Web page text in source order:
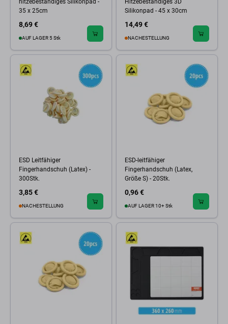
hitzebeständiges Silikonpad -
35 x 25cm
8,69 €
AUF LAGER 5 Stk
Hitzebeständiges 3D
Silikonpad - 45 x 30cm
14,49 €
NACHESTELLUNG
ESD Leitfähiger
Fingerhandschuh (Latex) -
300Stk.
3,85 €
NACHESTELLUNG
ESD-leitfähiger
Fingerhandschuh (Latex,
Größe S) - 20Stk.
0,96 €
AUF LAGER 10+ Stk